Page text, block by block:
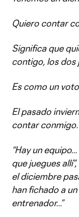
Quiero contar
Significa que
contigo, los dos
Es como un
El pasado
contar conmigo.
“Hay un
que juegues
el diciembre
han fichado a
entrenador…”